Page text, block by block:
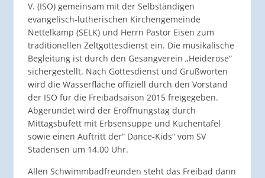
V. (ISO) gemeinsam mit der Selbständigen
evangelisch-lutherischen Kirchengemeinde
Nettelkamp (SELK) und Herrn Pastor Eisen zum
traditionellen Zeltgottesdienst ein. Die musikalische
Begleitung ist durch den Gesangverein „Heiderose“
sichergestellt. Nach Gottesdienst und Grußworten
wird die Wasserfläche offiziell durch den Vorstand
der ISO für die Freibadsaison 2015 freigegeben.
Abgerundet wird der Eröffnungstag durch
Mittagsbüfett mit Erbsensuppe und Kuchentafel
sowie einen Auftritt der“ Dance-Kids“ vom SV
Stadensen um 14.00 Uhr.
Allen Schwimmbadfreunden steht das Freibad dann